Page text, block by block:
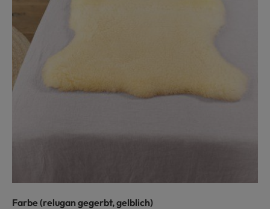
Farbe auswählen
(relugan gegerbt, gelblich)